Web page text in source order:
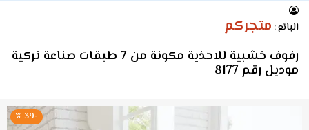
البائع : متجركم
رفوف خشبية للاحذية مكونة من 7 طبقات صناعة تركية
موديل رقم 8177
-39 %